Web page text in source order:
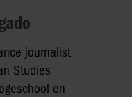
journalist
Studies
en